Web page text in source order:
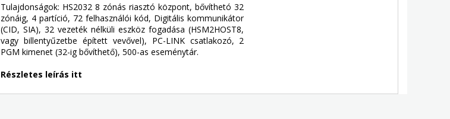
Tulajdonságok: HS2032 8 zónás riasztó központ, bővíthetó 32
zónáig, 4 partíció, 72 felhasználói kód, Digitális kommunikátor
(CID, SIA), 32 vezeték nélküli eszköz fogadása (HSM2HOST8,
vagy billentyűzetbe épített vevővel), PC-LINK csatlakozó, 2
PGM kimenet (32-ig bővíthető), 500-as eseménytár.
Részletes leírás itt